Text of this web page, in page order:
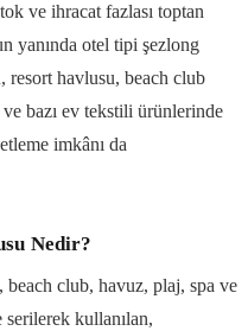
ve ihracat fazlası toptan
yanında otel tipi şezlong
resort havlusu, beach club
bazı ev tekstili ürünlerinde
imkânı da
Nedir?
club, havuz, plaj, spa ve
serilerek kullanılan,